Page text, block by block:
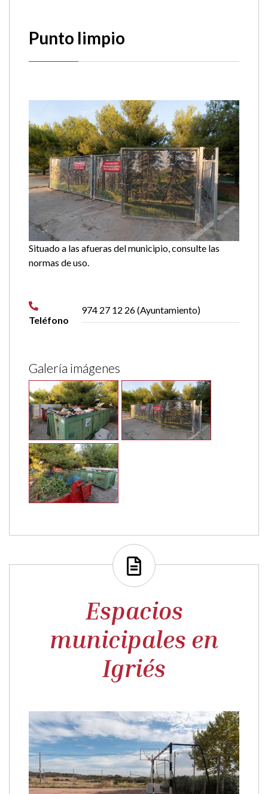
Punto limpio
Situado a las afueras del municipio, consulte las
normas de uso.
Teléfono
974 27 12 26 (Ayuntamiento)
Galería imágenes
Espacios
municipales en
Igriés